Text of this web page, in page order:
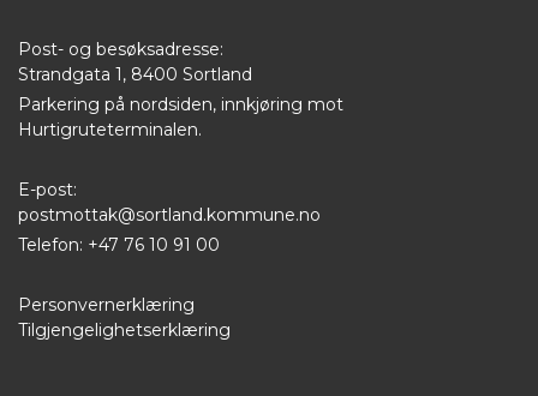
Post- og besøksadresse:
Strandgata 1, 8400 Sortland
Parkering på nordsiden, innkjøring mot
Hurtigruteterminalen.
E-post:
postmottak@sortland.kommune.no
Telefon: +47 76 10 91 00
Personvernerklæring
Tilgjengelighetserklæring